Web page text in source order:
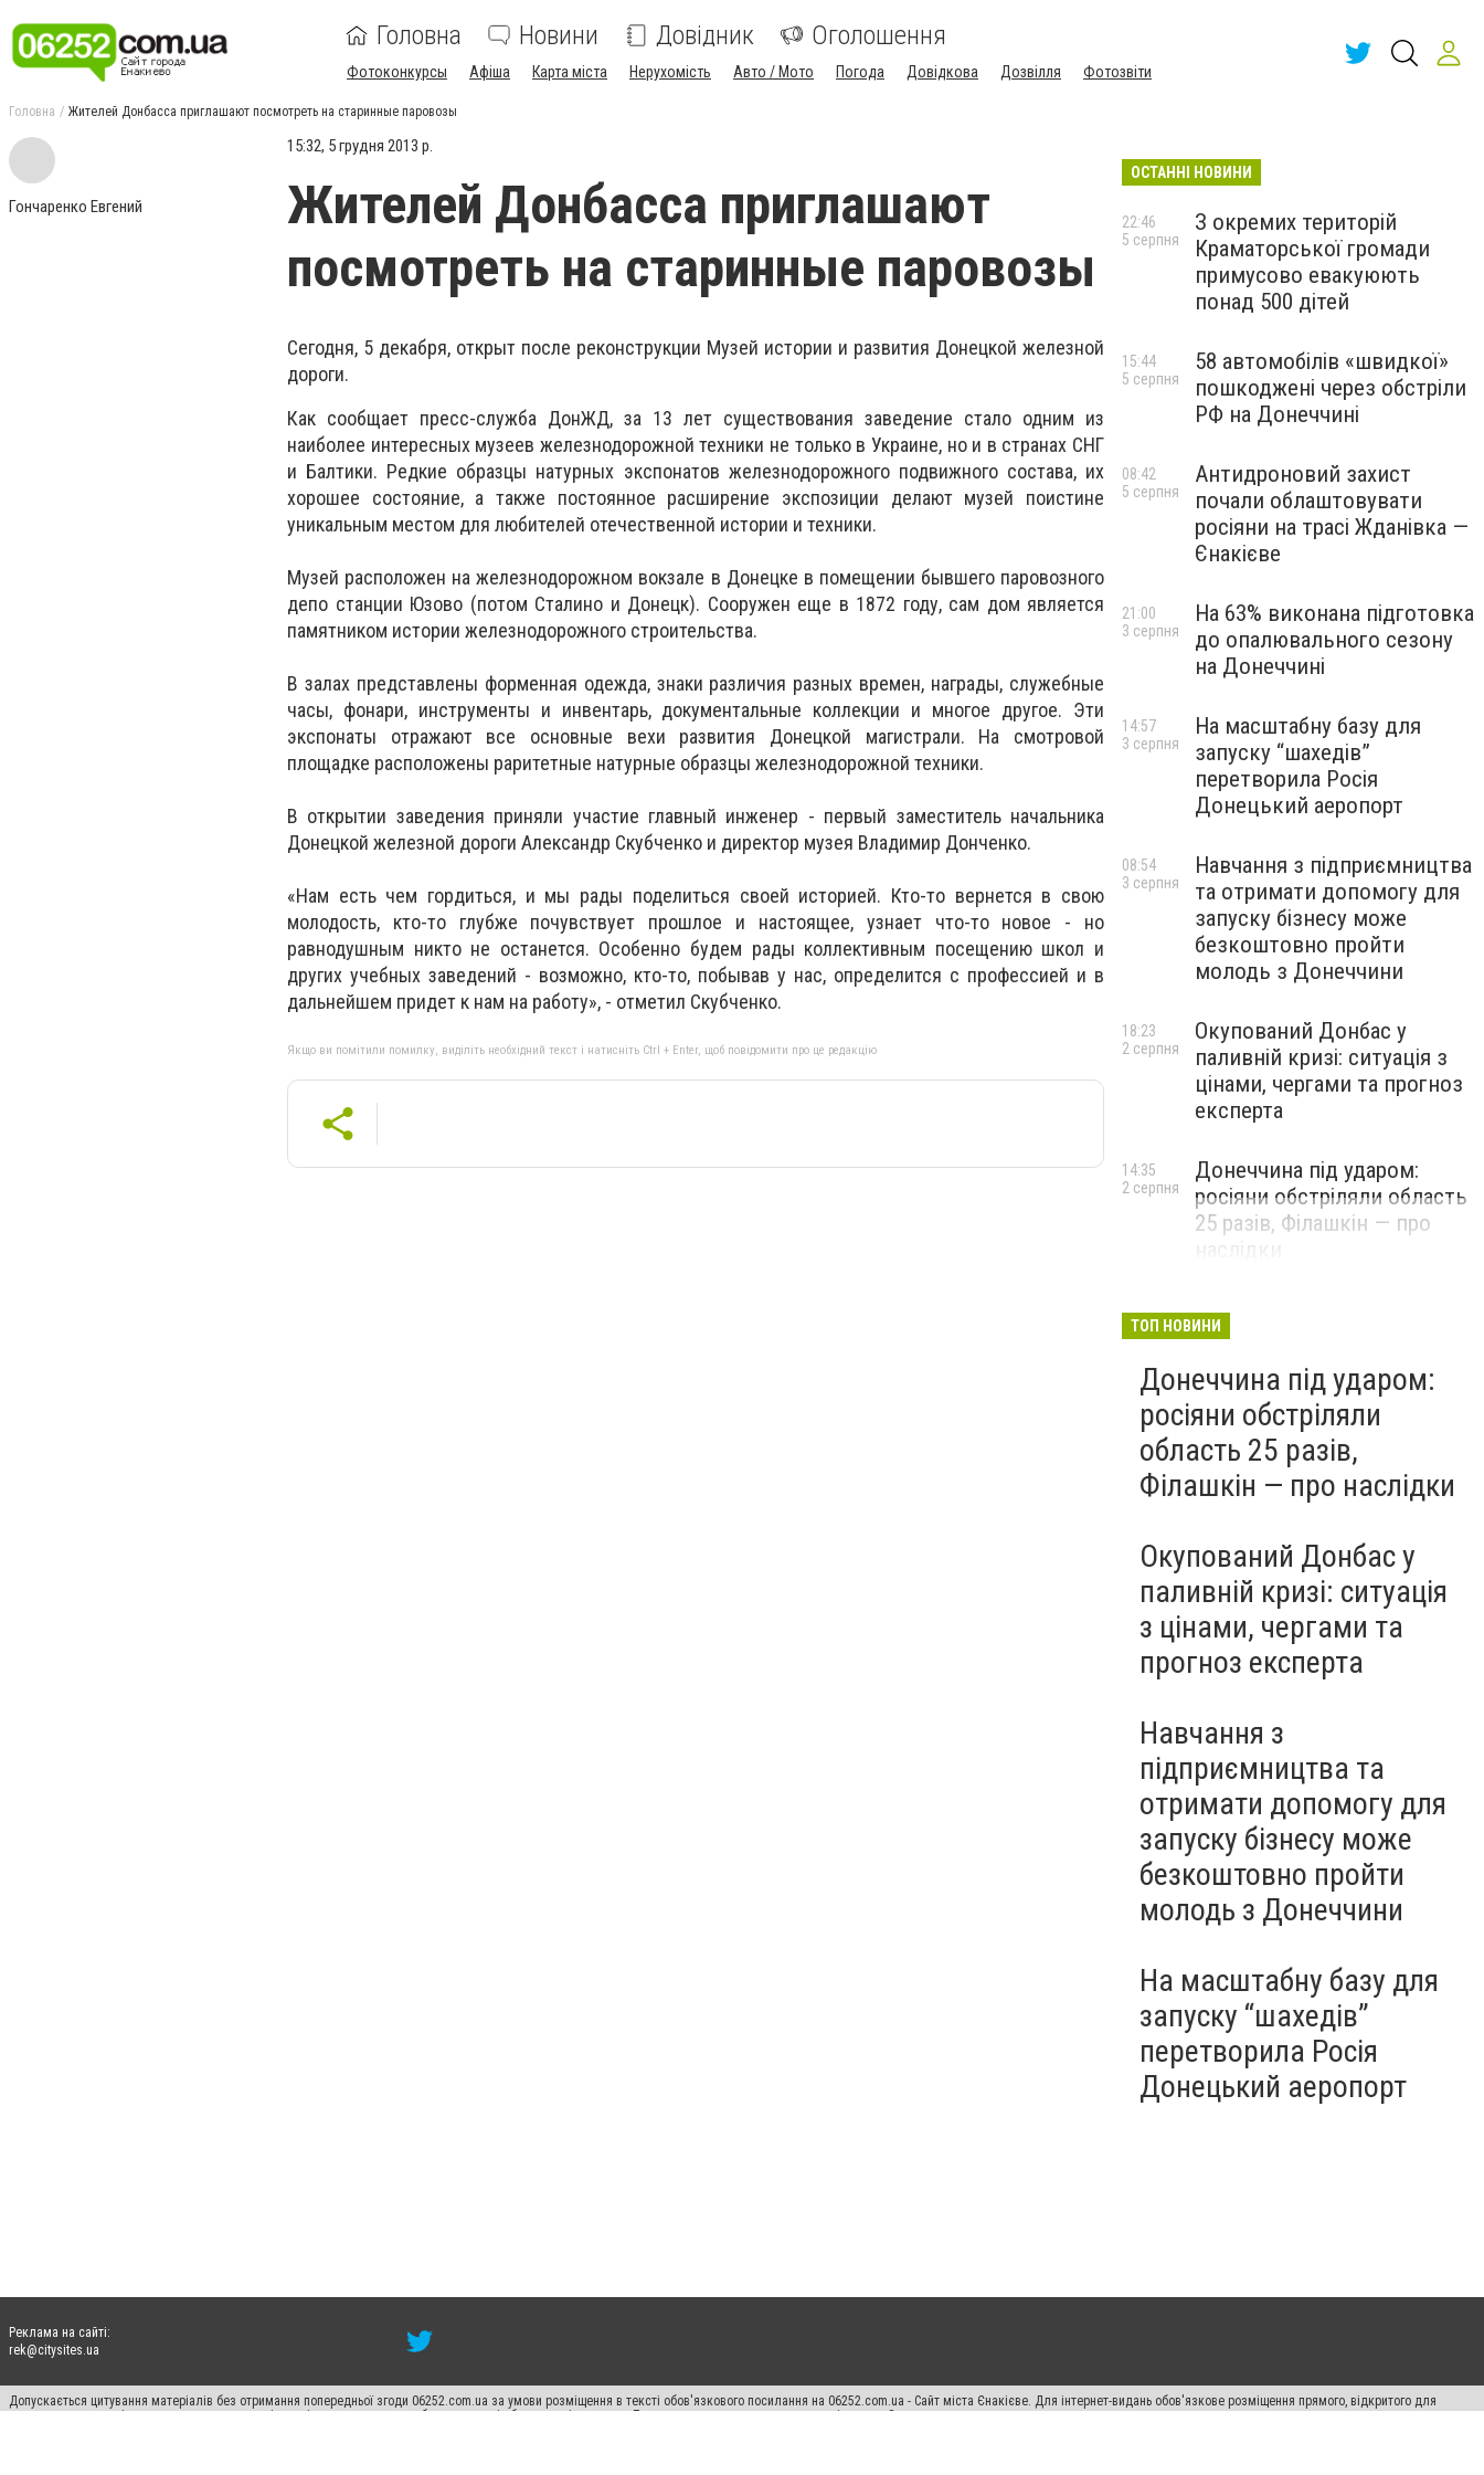
Головна Новини Довідник Оголошення
Фотоконкурсы Афіша Карта міста Нерухомість Авто / Мото Погода Довідкова Дозвілля Фотозвіти
Головна Жителей Донбасса приглашают посмотреть на старинные паровозы
Гончаренко Евгений
15:32, 5 грудня 2013 р.
Жителей Донбасса приглашают
посмотреть на старинные паровозы
Сегодня, 5 декабря, открыт после реконструкции Музей истории и развития Донецкой железной
дороги.
Как сообщает пресс-служба ДонЖД, за 13 лет существования заведение стало одним из
наиболее интересных музеев железнодорожной техники не только в Украине, но и в странах СНГ
и Балтики. Редкие образцы натурных экспонатов железнодорожного подвижного состава, их
хорошее состояние, а также постоянное расширение экспозиции делают музей поистине
уникальным местом для любителей отечественной истории и техники.
Музей расположен на железнодорожном вокзале в Донецке в помещении бывшего паровозного
депо станции Юзово (потом Сталино и Донецк). Сооружен еще в 1872 году, сам дом является
памятником истории железнодорожного строительства.
В залах представлены форменная одежда, знаки различия разных времен, награды, служебные
часы, фонари, инструменты и инвентарь, документальные коллекции и многое другое. Эти
экспонаты отражают все основные вехи развития Донецкой магистрали. На смотровой
площадке расположены раритетные натурные образцы железнодорожной техники.
В открытии заведения приняли участие главный инженер - первый заместитель начальника
Донецкой железной дороги Александр Скубченко и директор музея Владимир Донченко.
«Нам есть чем гордиться, и мы рады поделиться своей историей. Кто-то вернется в свою
молодость, кто-то глубже почувствует прошлое и настоящее, узнает что-то новое - но
равнодушным никто не останется. Особенно будем рады коллективным посещению школ и
других учебных заведений - возможно, кто-то, побывав у нас, определится с профессией и в
дальнейшем придет к нам на работу», - отметил Скубченко.
Якщо ви помітили помилку, виділіть необхідний текст і натисніть Ctrl + Enter, щоб повідомити про це редакцію
ОСТАННІ НОВИНИ
З окремих територій
Краматорської громади
примусово евакуюють
понад 500 дітей
22:46
5 серпня
58 автомобілів «швидкої»
пошкоджені через обстріли
РФ на Донеччині
15:44
5 серпня
Антидроновий захист
почали облаштовувати
росіяни на трасі Жданівка —
Єнакієве
08:42
5 серпня
На 63% виконана підготовка
до опалювального сезону
на Донеччині
21:00
3 серпня
На масштабну базу для
запуску “шахедів”
перетворила Росія
Донецький аеропорт
14:57
3 серпня
Навчання з підприємництва
та отримати допомогу для
запуску бізнесу може
безкоштовно пройти
молодь з Донеччини
08:54
3 серпня
Окупований Донбас у
паливній кризі: ситуація з
цінами, чергами та прогноз
експерта
18:23
2 серпня
Донеччина під ударом:
росіяни обстріляли область
25 разів, Філашкін — про
14:35
2 серпня
ТОП НОВИНИ
Донеччина під ударом:
росіяни обстріляли
область 25 разів,
Філашкін — про наслідки
Окупований Донбас у
паливній кризі: ситуація
з цінами, чергами та
прогноз експерта
Навчання з
підприємництва та
отримати допомогу для
запуску бізнесу може
безкоштовно пройти
молодь з Донеччини
На масштабну базу для
запуску “шахедів”
перетворила Росія
Донецький аеропорт
Реклама на сайті:
rek@citysites.ua
Допускається цитування матеріалів без отримання попередньої згоди 06252.com.ua за умови розміщення в тексті обов'язкового посилання на 06252.com.ua - Сайт міста Єнакієве. Для інтернет-видань обов'язкове розміщення прямого, відкритого для
пошукових систем гіперпосилання на цитовані статті не нижче другого абзацу в тексті або в якості джерела. Порушення виняткових прав переслідується Законом.